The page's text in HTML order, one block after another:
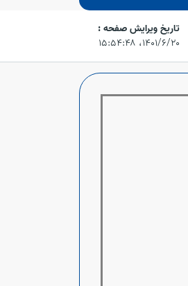
تاریخ ویرایش صفحه :
۱۴۰۱/۶/۲۰،‏ ۱۵:۵۴:۴۸